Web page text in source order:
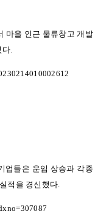
마을 인근 물류창고 개발
다.
업들은 운임 상승과 각종
적을 경신했다.